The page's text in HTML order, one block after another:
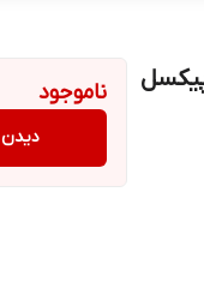
ناموجود